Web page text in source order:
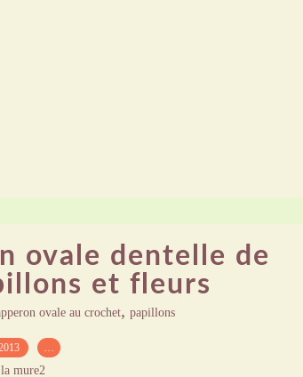
ovale dentelle de
et fleurs
ovale au crochet, papillons
…
mure2